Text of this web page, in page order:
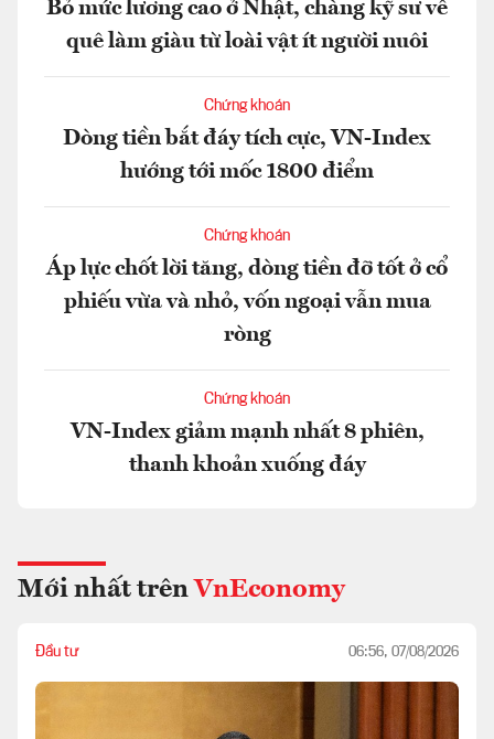
Bỏ mức lương cao ở Nhật, chàng kỹ sư về
quê làm giàu từ loài vật ít người nuôi
Chứng khoán
Dòng tiền bắt đáy tích cực, VN-Index
hướng tới mốc 1800 điểm
Chứng khoán
Áp lực chốt lời tăng, dòng tiền đỡ tốt ở cổ
phiếu vừa và nhỏ, vốn ngoại vẫn mua
ròng
Chứng khoán
VN-Index giảm mạnh nhất 8 phiên,
thanh khoản xuống đáy
Mới nhất trên VnEconomy
Đầu tư 06:56, 07/08/2026